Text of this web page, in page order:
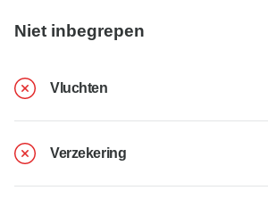
Niet inbegrepen
Vluchten
Verzekering